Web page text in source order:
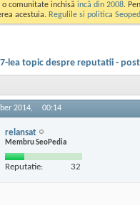
o comunitate inchisă incă din 2008.
acestuia. Regulile si politica
lea topic despre reputatii -
2014, 00:14
relansat
Membru SeoPedia
Reputatie: 32